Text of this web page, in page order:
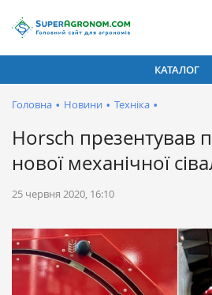
КАТАЛОГ
Головна • Новини • Техніка •
Horsch презентував
нової механічної
25 червня 2020, 16:10